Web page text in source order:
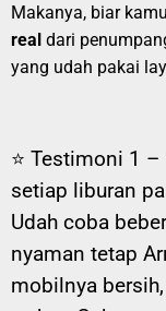
Makanya, biar
real dari
yang udah pakai
⭐ Testimoni 1 –
setiap liburan
Udah coba
nyaman tetap
mobilnya